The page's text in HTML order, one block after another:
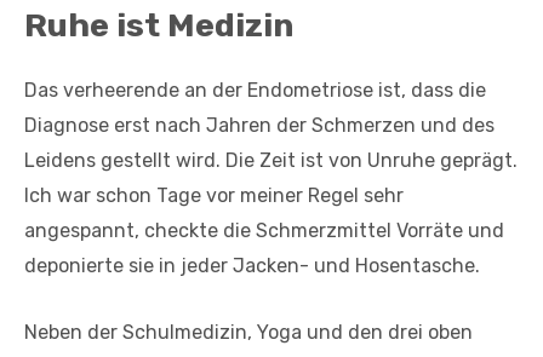
Ruhe ist Medizin
Das verheerende an der Endometriose ist, dass die
Diagnose erst nach Jahren der Schmerzen und des
Leidens gestellt wird. Die Zeit ist von Unruhe geprägt.
Ich war schon Tage vor meiner Regel sehr
angespannt, checkte die Schmerzmittel Vorräte und
deponierte sie in jeder Jacken- und Hosentasche.
Neben der Schulmedizin, Yoga und den drei oben